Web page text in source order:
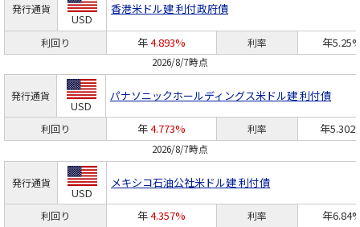
発行通貨
USD
香港米ドル建 利付政府債
利回り 年4.893% 利率 年
2026/8/7時点
発行通貨
USD
パナソニックホールディングス米ドル建 利付債
利回り 年4.773% 利率 年
2026/8/7時点
発行通貨
USD
メキシコ石油公社米ドル建 利付債
利回り 年4.357% 利率 年